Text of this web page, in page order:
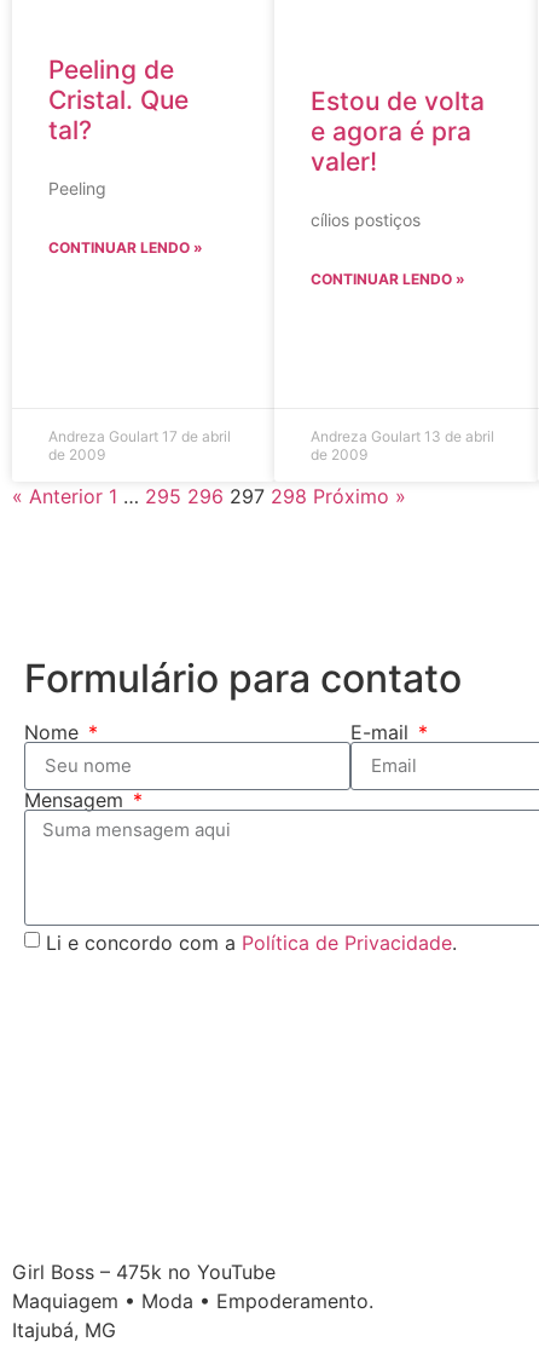
Peeling de
Cristal. Que
tal?
Peeling
CONTINUAR LENDO »
Andreza Goulart 17 de abril
de 2009
Estou de volta
e agora é pra
valer!
cílios postiços
CONTINUAR LENDO »
Andreza Goulart 13 de abril
de 2009
« Anterior 1 … 295 296 297 298 Próximo »
Formulário para contato
Nome E-mail
Mensagem
Li e concordo com a Política de Privacidade.
Girl Boss – 475k no YouTube
Maquiagem • Moda • Empoderamento.
Itajubá, MG